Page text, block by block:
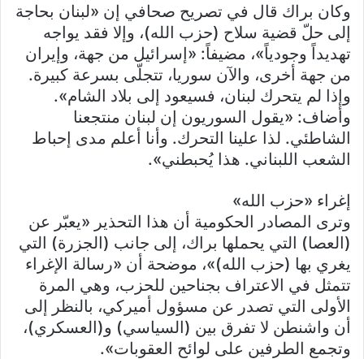
وكان براك قال في تصريح صحافي إن «لبنان بحاجة
إلى حلّ قضية سلاح (حزب الله)، وإلا فقد يواجه
تهديداً وجودياً»، مضيفاً: «إسرائيل من جهة، وإيران
من جهة أخرى، والآن سوريا، تتجلّى بسرعة كبيرة.
وإذا لم يتحرك لبنان، فسيعود إلى بلاد الشام».
وأضاف: «يقول السوريون إن لبنان منتجعنا
الشاطئي. لذا علينا التحرك. وأنا أعلم مدى إحباط
الشعب اللبناني. هذا يُحبطني».
إغراء «حزب الله»
وترى المصادر الحكومية أن هذا التحذير «يعبّر عن
(العصا) التي يحملها براك، إلى جانب (الجزرة) التي
يغري بها (حزب الله)»، موضحة أن «رسالة الإغراء
تتمثل في الاعتراف بجناحين للحزب، وهي المرة
الأولى التي تصدر عن مسؤول أميركي، بالنظر إلى
أن واشنطن لا تفرق بين (السياسي) و(العسكري)،
وتجمع الطرفين على لوائح العقوبات».